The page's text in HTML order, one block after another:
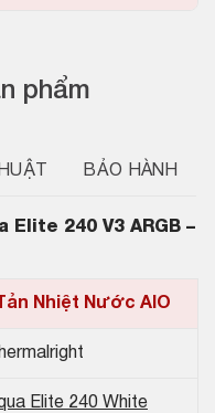
phẩm
BẢO HÀNH
Elite 240 V3 ARGB –
Tản Nhiệt Nước AIO
Elite 240 White